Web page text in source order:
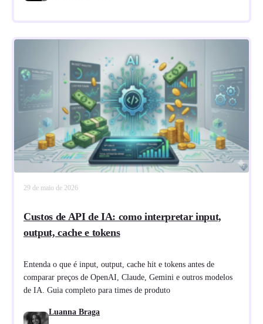
29 de maio de 2026
Custos de API de IA: como interpretar input,
output, cache e tokens
Entenda o que é input, output, cache hit e tokens antes de
comparar preços de OpenAI, Claude, Gemini e outros modelos
de IA. Guia completo para times de produto
Luanna Braga